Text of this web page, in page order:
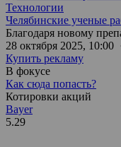
Технологии
Челябинские ученые
Благодаря новому
28 октября 2025, 10:00
Купить рекламу
В фокусе
Как сюда попасть?
Котировки акций
Bayer
5.29